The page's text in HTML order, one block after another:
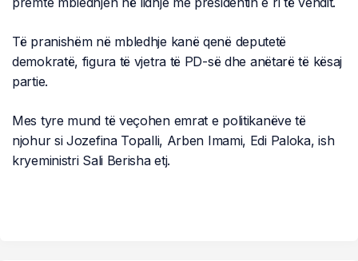
Të pranishëm në mbledhje kanë qenë deputetë
demokratë, figura të vjetra të PD-së dhe anëtarë të kësaj
partie.
Mes tyre mund të veçohen emrat e politikanëve të
njohur si Jozefina Topalli, Arben Imami, Edi Paloka, ish
kryeministri Sali Berisha etj.